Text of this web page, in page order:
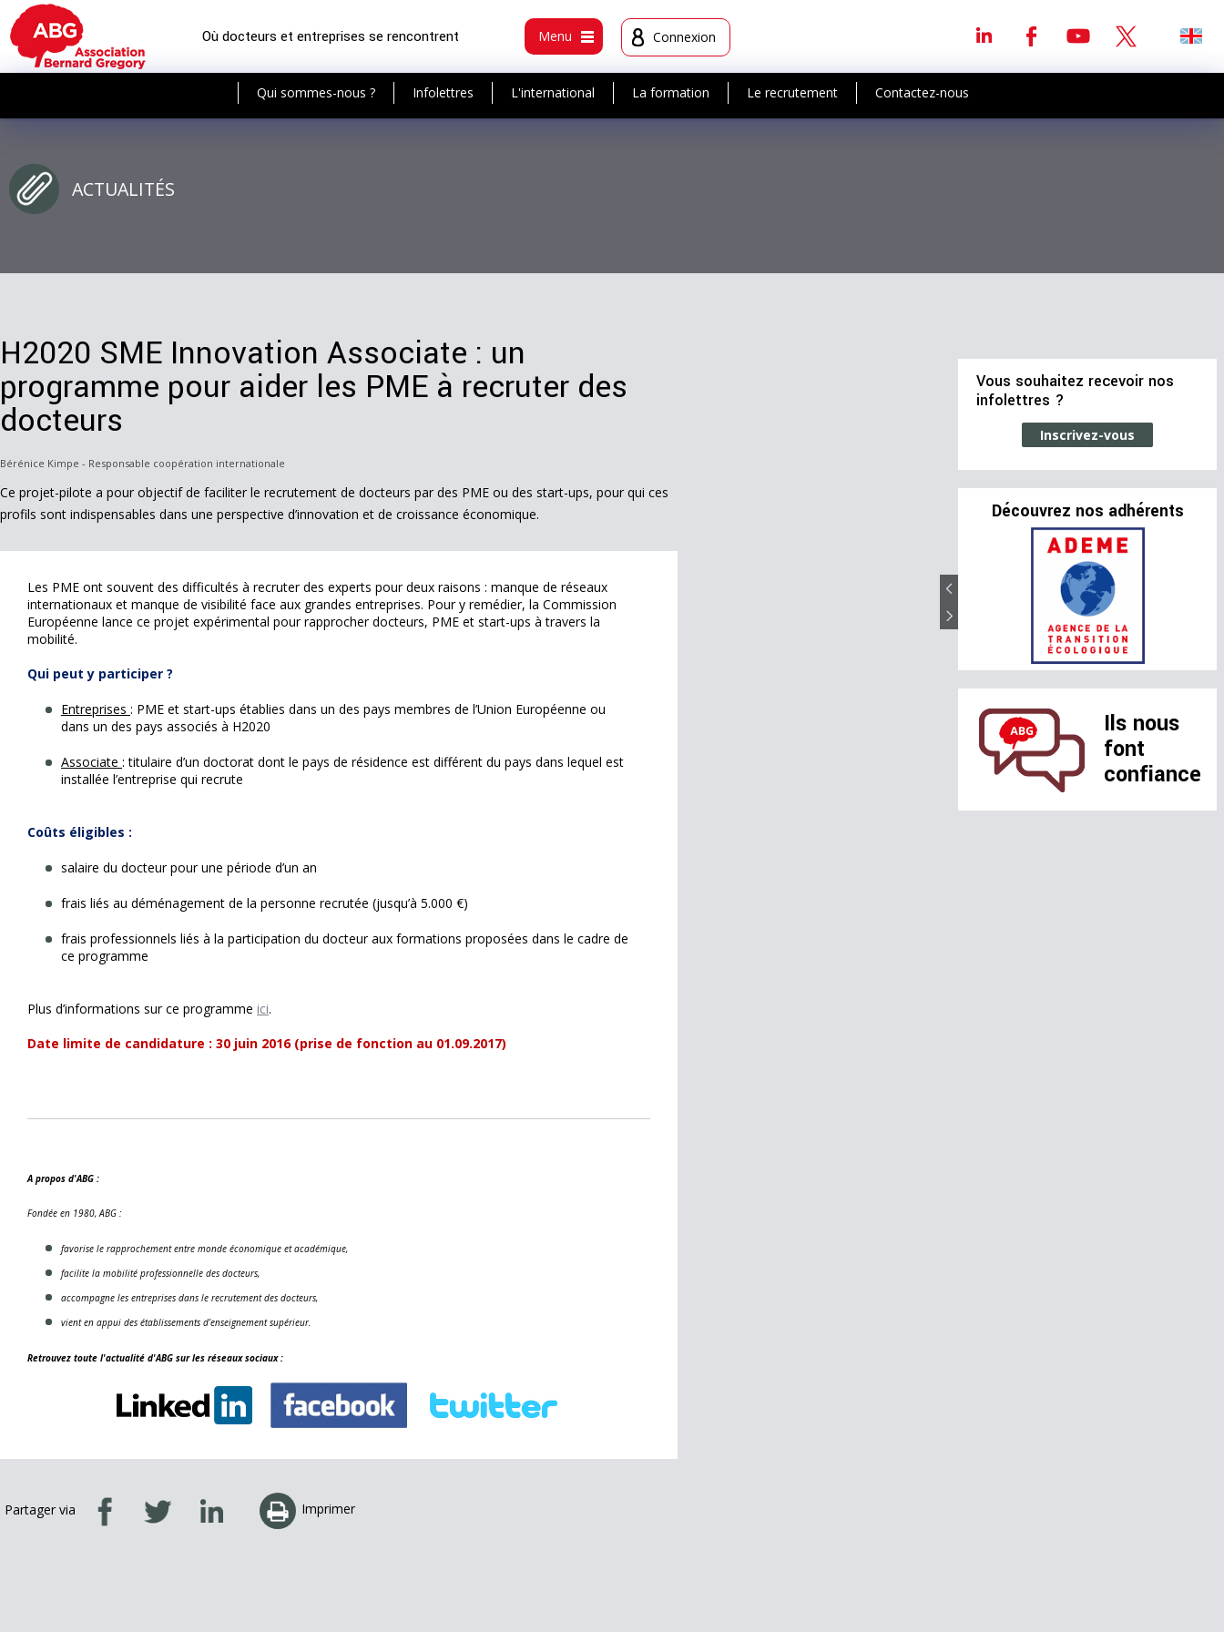
Où docteurs et entreprises se rencontrent Menu Connexion
Qui sommes-nous ? Infolettres L'international La formation Le recrutement Contactez-nous
ACTUALITÉS
H2020 SME Innovation Associate : un
programme pour aider les PME à recruter des
docteurs
Bérénice Kimpe - Responsable coopération internationale
Ce projet-pilote a pour objectif de faciliter le recrutement de docteurs par des PME ou des start-ups, pour qui ces
profils sont indispensables dans une perspective d’innovation et de croissance économique.
Les PME ont souvent des difficultés à recruter des experts pour deux raisons : manque de réseaux
internationaux et manque de visibilité face aux grandes entreprises. Pour y remédier, la Commission
Européenne lance ce projet expérimental pour rapprocher docteurs, PME et start-ups à travers la
mobilité.
Qui peut y participer ?
Entreprises : PME et start-ups établies dans un des pays membres de l’Union Européenne ou
dans un des pays associés à H2020
Associate : titulaire d’un doctorat dont le pays de résidence est différent du pays dans lequel est
installée l’entreprise qui recrute
Coûts éligibles :
salaire du docteur pour une période d’un an
frais liés au déménagement de la personne recrutée (jusqu’à 5.000 €)
frais professionnels liés à la participation du docteur aux formations proposées dans le cadre de
ce programme
Plus d’informations sur ce programme ici.
Date limite de candidature : 30 juin 2016 (prise de fonction au 01.09.2017)
A propos d'ABG :
Fondée en 1980, ABG :
favorise le rapprochement entre monde économique et académique,
facilite la mobilité professionnelle des docteurs,
accompagne les entreprises dans le recrutement des docteurs,
vient en appui des établissements d’enseignement supérieur.
Retrouvez toute l'actualité d'ABG sur les réseaux sociaux :
Partager via Imprimer
Vous souhaitez recevoir nos
infolettres ?
Inscrivez-vous
Découvrez nos adhérents
Ils nous
font
confiance